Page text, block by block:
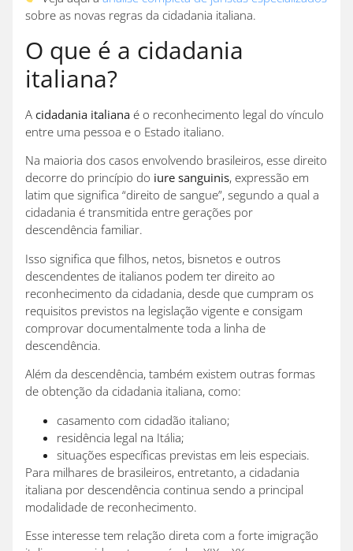
sobre as novas regras da cidadania italiana.
O que é a cidadania
italiana?
A cidadania italiana é o reconhecimento legal do vínculo
entre uma pessoa e o Estado italiano.
Na maioria dos casos envolvendo brasileiros, esse direito
decorre do princípio do iure sanguinis, expressão em
latim que significa “direito de sangue”, segundo a qual a
cidadania é transmitida entre gerações por
descendência familiar.
Isso significa que filhos, netos, bisnetos e outros
descendentes de italianos podem ter direito ao
reconhecimento da cidadania, desde que cumpram os
requisitos previstos na legislação vigente e consigam
comprovar documentalmente toda a linha de
descendência.
Além da descendência, também existem outras formas
de obtenção da cidadania italiana, como:
casamento com cidadão italiano;
residência legal na Itália;
situações específicas previstas em leis especiais.
Para milhares de brasileiros, entretanto, a cidadania
italiana por descendência continua sendo a principal
modalidade de reconhecimento.
Esse interesse tem relação direta com a forte imigração